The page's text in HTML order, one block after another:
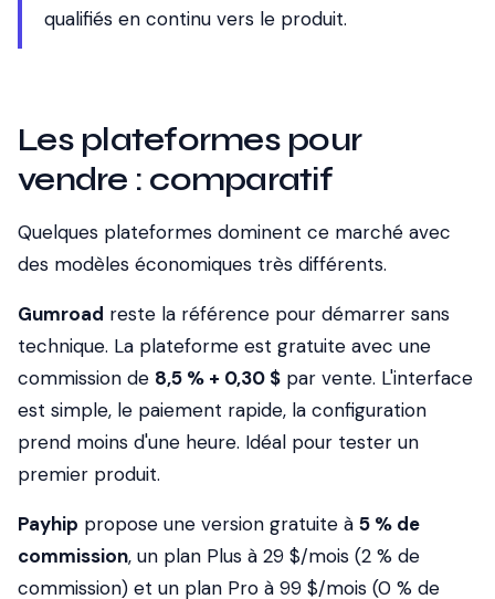
qualifiés en continu vers le produit.
Les plateformes pour
vendre : comparatif
Quelques plateformes dominent ce marché avec
des modèles économiques très différents.
Gumroad reste la référence pour démarrer sans
technique. La plateforme est gratuite avec une
commission de 8,5 % + 0,30 $ par vente. L'interface
est simple, le paiement rapide, la configuration
prend moins d'une heure. Idéal pour tester un
premier produit.
Payhip propose une version gratuite à 5 % de
commission, un plan Plus à 29 $/mois (2 % de
commission) et un plan Pro à 99 $/mois (0 % de